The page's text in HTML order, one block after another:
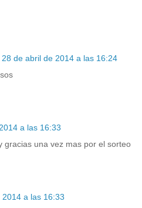
28 de abril de 2014 a las 16:24
a las 16:33
gracias una vez mas por el sorteo
a las 16:33